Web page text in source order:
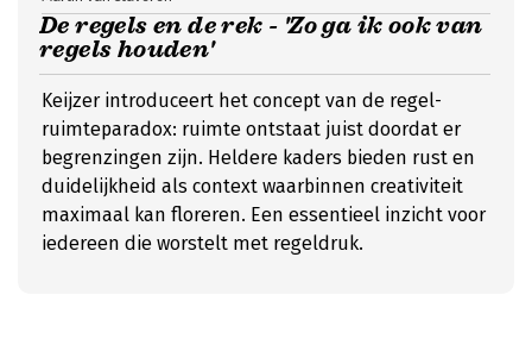
De regels en de rek - 'Zo ga ik ook van
regels houden'
Keijzer introduceert het concept van de regel-
ruimteparadox: ruimte ontstaat juist doordat er
begrenzingen zijn. Heldere kaders bieden rust en
duidelijkheid als context waarbinnen creativiteit
maximaal kan floreren. Een essentieel inzicht voor
iedereen die worstelt met regeldruk.